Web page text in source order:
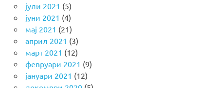
јули 2021 (5)
јуни 2021 (4)
мај 2021 (21)
април 2021 (3)
март 2021 (12)
февруари 2021 (9)
јануари 2021 (12)